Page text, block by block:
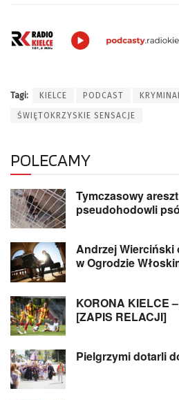
Tagi: KIELCE PODCAST
ŚWIĘTOKRZYSKIE SENSACJE
POLECAMY
Tymczasowy
pseudohodowli
Andrzej Wierciński
w Ogrodzie
KORONA KIELCE
[ZAPIS RELACJI]
Pielgrzymi dotarli